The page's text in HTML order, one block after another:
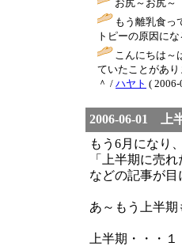
お尻～お尻～
もう離乳食っ
トピーの原因に
こんにちは～
ていたことがあ
＾ / ハヤト (
2006-06-01 上
もう6月になり
「上半期に売れ
などの記事が目
あ～もう上半期
上半期・・・